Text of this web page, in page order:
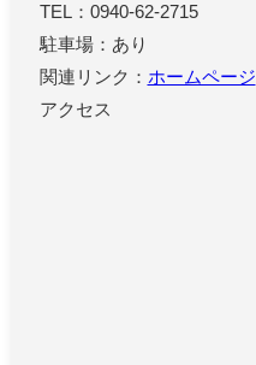
TEL：0940-62-2715
駐車場：あり
関連リンク： ホームページ
アクセス